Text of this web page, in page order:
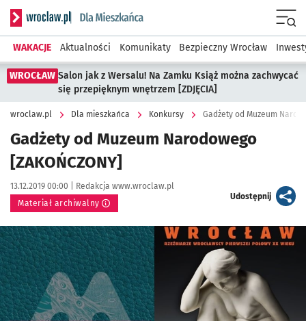
Serwis informacyjny wroclaw.pl podserwis: Dla mieszkańca
WAKACJE Aktualności Komunikaty Bezpieczny Wrocław
WROCŁAW Salon jak z Wersalu! Na Zamku Książ można zachwycać
się przepięknym wnętrzem [ZDJĘCIA]
wroclaw.pl Dla mieszkańca Konkursy Gadżety od Muzeum
Gadżety od Muzeum Narodowego
[ZAKOŃCZONY]
Data publikacji:
13.12.2019 00:00 | Autor:
Redakcja www.wroclaw.pl
Materiał archiwalny
Udostępnijartykuł
Kliknij, aby powiększyć